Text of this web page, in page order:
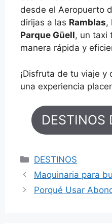
desde el Aeropuerto
dirijas a las Ramblas,
Parque Güell, un taxi
manera rápida y
¡Disfruta de tu viaje y
una experiencia
DESTINOS
Categorías
DESTINOS
Maquinaria para
Porqué Usar